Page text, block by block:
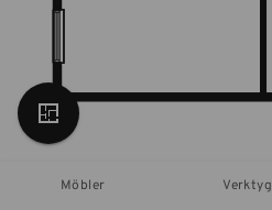
Möbler Verktyg